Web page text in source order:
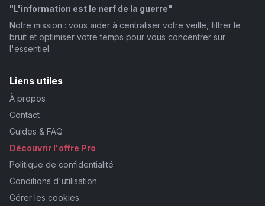
"L'information est le nerf de la guerre"
Notre mission : vous aider à centraliser votre veille, filtrer le
bruit et optimiser votre temps pour vous concentrer sur
l'essentiel.
Liens utiles
À propos
Contact
Guides & FAQ
Découvrir l'offre Pro
Politique de confidentialité
Conditions d'utilisation
Gérer les cookies